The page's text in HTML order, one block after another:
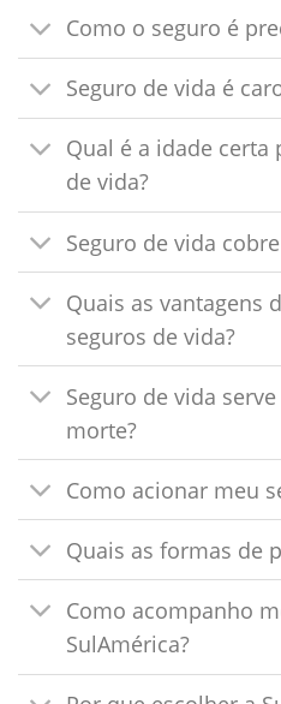
Como o seguro é
Seguro de vida é
Qual é a idade certa
de vida?
Seguro de vida cobre
Quais as vantagens
seguros de vida?
Seguro de vida
morte?
Como acionar meu
Quais as formas de
Como acompanho
SulAmérica?